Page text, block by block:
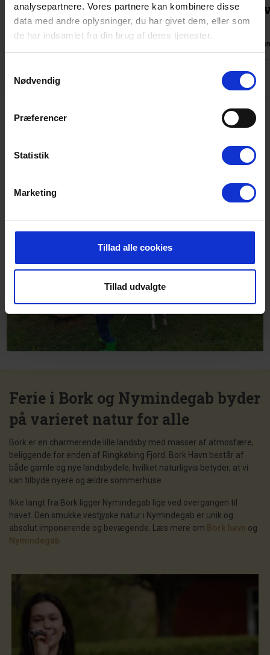
analysepartnere. Vores partnere kan kombinere disse
data med andre oplysninger, du har givet dem, eller som
de har indsamlet fra din brug af deres tjenester.
Nødvendig
Præferencer
Statistik
Marketing
Tillad alle cookies
Tillad udvalgte
Granlunden 14
2 badeværelse(r)
4,3 (7)
Op til 4
4,8 (2)
Ferie i Bork og Nymindegab byder
på varieret natur for alle
Bork er en charmerende lille landsby med masser af atmosfære,
beliggende for enden af ​​Ringkøbing Fjord. Bork Havn består af
både gamle og nye landsbydele, hvilket naturligvis betyder, at vi
kan tilbyde nyere og ældre sommerhuse.
Ikke langt fra Bork ligger Nymindegab lige ved overgangen til
havet. Den smukke vestjyske natur i Nymindegab er unik og
absolut imponerende og bevægende. Læs mere om Bork havn og
Nymindegab